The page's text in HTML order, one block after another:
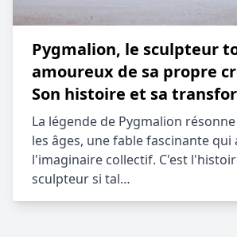
Pygmalion, le sculpteur
amoureux de sa propre
Son histoire et sa
La légende de Pygmalion
les âges, une fable fascinante qui
l'imaginaire collectif. C'est
sculpteur si tal…